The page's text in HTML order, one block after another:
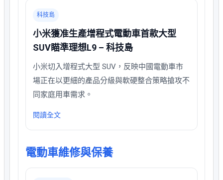
科技島
小米獲准生產增程式電動車首款大型
SUV瞄準理想L9 – 科技島
小米切入增程式大型 SUV，反映中國電動車市
場正在以更細的產品分級與軟硬整合策略搶攻不
同家庭用車需求。
閱讀全文
電動車維修與保養